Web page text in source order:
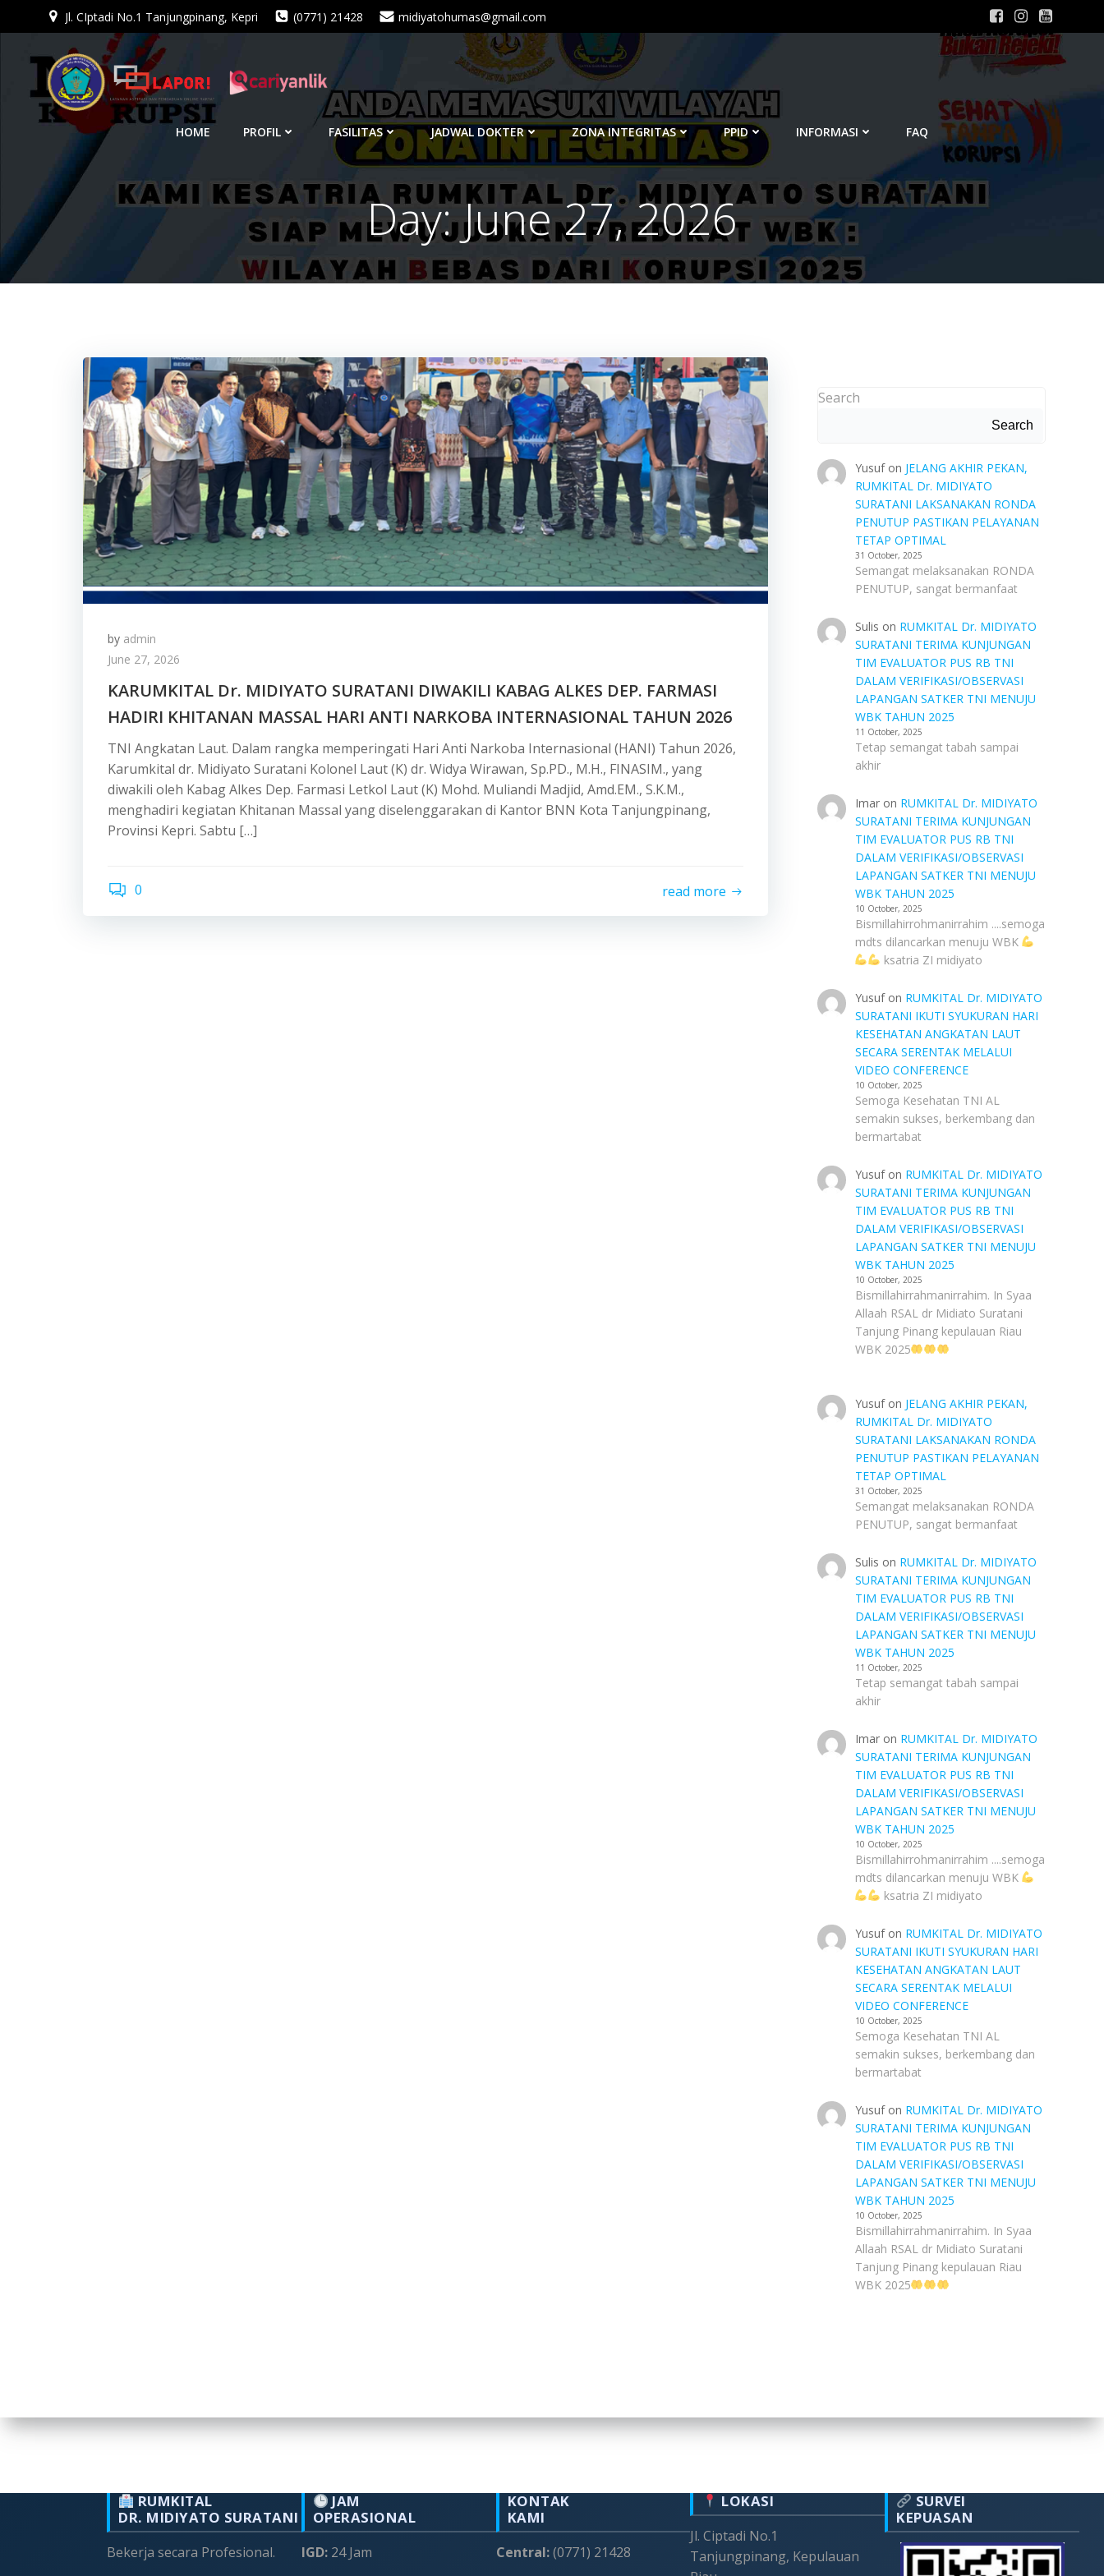
Jl. CIptadi No.1 Tanjungpinang, Kepri (0771) 21428 midiyatohumas@gmail.com
HOME PROFIL FASILITAS JADWAL DOKTER ZONA INTEGRITAS PPID INFORMASI FAQ
Day:June 27, 2026
by admin
June 27, 2026
KARUMKITAL Dr. MIDIYATO SURATANI DIWAKILI KABAG ALKES DEP. FARMASI
HADIRI KHITANAN MASSAL HARI ANTI NARKOBA INTERNASIONAL TAHUN 2026
TNI Angkatan Laut. Dalam rangka memperingati Hari Anti Narkoba Internasional (HANI) Tahun 2026,
Karumkital dr. Midiyato Suratani Kolonel Laut (K) dr. Widya Wirawan, Sp.PD., M.H., FINASIM., yang
diwakili oleh Kabag Alkes Dep. Farmasi Letkol Laut (K) Mohd. Muliandi Madjid, Amd.EM., S.K.M.,
menghadiri kegiatan Khitanan Massal yang diselenggarakan di Kantor BNN Kota Tanjungpinang,
Provinsi Kepri. Sabtu […]
0 read more
Search
Search
Yusufon JELANG AKHIR PEKAN,
RUMKITAL Dr. MIDIYATO
SURATANI LAKSANAKAN RONDA
PENUTUP PASTIKAN PELAYANAN
TETAP OPTIMAL
31 October, 2025
Semangat melaksanakan RONDA
PENUTUP, sangat bermanfaat
Sulis on RUMKITAL Dr. MIDIYATO
SURATANI TERIMA KUNJUNGAN
TIM EVALUATOR PUS RB TNI
DALAM VERIFIKASI/OBSERVASI
LAPANGAN SATKER TNI MENUJU
WBK TAHUN 2025
11 October, 2025
Tetap semangat tabah sampai
akhir
Imaron RUMKITAL Dr. MIDIYATO
SURATANI TERIMA KUNJUNGAN
TIM EVALUATOR PUS RB TNI
DALAM VERIFIKASI/OBSERVASI
LAPANGAN SATKER TNI MENUJU
WBK TAHUN 2025
10 October, 2025
Bismillahirrohmanirrahim ....semoga
mdts dilancarkan menuju WBK
ksatria ZI midiyato
Yusufon RUMKITAL Dr. MIDIYATO
SURATANI IKUTI SYUKURAN HARI
KESEHATAN ANGKATAN LAUT
SECARA SERENTAK MELALUI
VIDEO CONFERENCE
10 October, 2025
Semoga Kesehatan TNI AL
semakin sukses, berkembang dan
bermartabat
Yusufon RUMKITAL Dr. MIDIYATO
SURATANI TERIMA KUNJUNGAN
TIM EVALUATOR PUS RB TNI
DALAM VERIFIKASI/OBSERVASI
LAPANGAN SATKER TNI MENUJU
WBK TAHUN 2025
10 October, 2025
Bismillahirrahmanirrahim. In Syaa
Allaah RSAL dr Midiato Suratani
Tanjung Pinang kepulauan Riau
WBK 2025
Yusufon JELANG AKHIR PEKAN,
RUMKITAL Dr. MIDIYATO
SURATANI LAKSANAKAN RONDA
PENUTUP PASTIKAN PELAYANAN
TETAP OPTIMAL
31 October, 2025
Semangat melaksanakan RONDA
PENUTUP, sangat bermanfaat
Sulis on RUMKITAL Dr. MIDIYATO
SURATANI TERIMA KUNJUNGAN
TIM EVALUATOR PUS RB TNI
DALAM VERIFIKASI/OBSERVASI
LAPANGAN SATKER TNI MENUJU
WBK TAHUN 2025
11 October, 2025
Tetap semangat tabah sampai
akhir
Imaron RUMKITAL Dr. MIDIYATO
SURATANI TERIMA KUNJUNGAN
TIM EVALUATOR PUS RB TNI
DALAM VERIFIKASI/OBSERVASI
LAPANGAN SATKER TNI MENUJU
WBK TAHUN 2025
10 October, 2025
Bismillahirrohmanirrahim ....semoga
mdts dilancarkan menuju WBK
ksatria ZI midiyato
Yusufon RUMKITAL Dr. MIDIYATO
SURATANI IKUTI SYUKURAN HARI
KESEHATAN ANGKATAN LAUT
SECARA SERENTAK MELALUI
VIDEO CONFERENCE
10 October, 2025
Semoga Kesehatan TNI AL
semakin sukses, berkembang dan
bermartabat
Yusufon RUMKITAL Dr. MIDIYATO
SURATANI TERIMA KUNJUNGAN
TIM EVALUATOR PUS RB TNI
DALAM VERIFIKASI/OBSERVASI
LAPANGAN SATKER TNI MENUJU
WBK TAHUN 2025
10 October, 2025
Bismillahirrahmanirrahim. In Syaa
Allaah RSAL dr Midiato Suratani
Tanjung Pinang kepulauan Riau
WBK 2025
RUMKITAL
DR. MIDIYATO SURATANI
Bekerja secara Profesional.
JAM
OPERASIONAL
IGD:24 Jam
KONTAK
KAMI
Central:(0771) 21428
LOKASI
Jl. Ciptadi No.1
Tanjungpinang, Kepulauan
SURVEI
KEPUASAN